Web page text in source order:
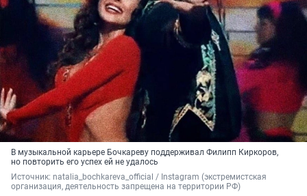
В музыкальной карьере Бочкареву поддерживал Филипп Киркоров,
но повторить его успех ей не удалось
Источник: natalia_bochkareva_official / Instagram (экстремистская
организация, деятельность запрещена на территории РФ)